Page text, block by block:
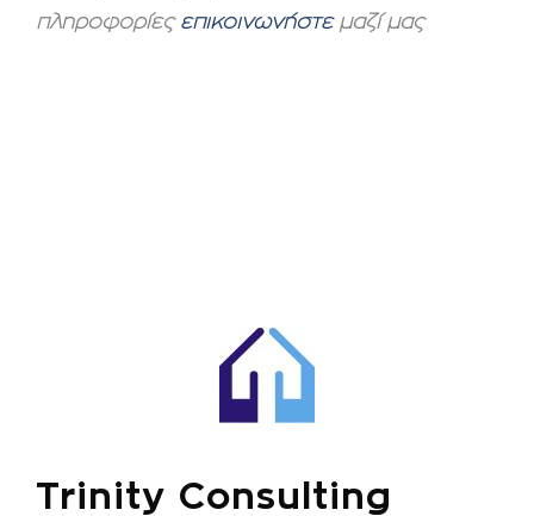
πληροφορίες επικοινωνήστεμαζί μας
Trinity Consulting